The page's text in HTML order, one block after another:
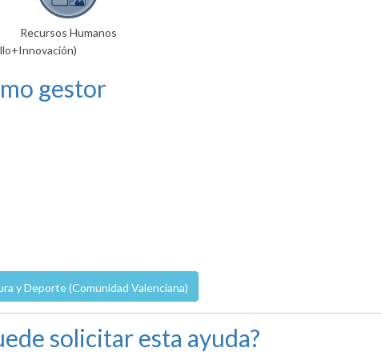
Recursos Humanos
gestor
y Deporte (Comunidad Valenciana)
solicitar esta ayuda?